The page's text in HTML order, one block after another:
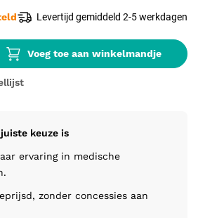
Voeg toe aan winkelmandje
keuze is
ervaring in medische
zonder concessies aan
Levertijd gemiddeld 2-5 werkdagen